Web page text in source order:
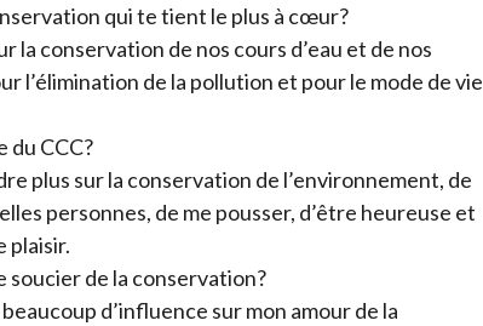
qui te tient le plus à cœur?
la conservation de nos cours d’eau et de nos
l’élimination de la pollution et pour le mode de vie
du CCC?
plus sur la conservation de l’environnement, de
personnes, de me pousser, d’être heureuse et
plaisir.
soucier de la conservation?
d’influence sur mon amour de la